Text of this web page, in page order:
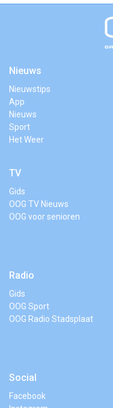
Nieuws
Nieuwstips
App
Nieuws
Sport
Het Weer
TV
Gids
OOG TV Nieuws
OOG voor senioren
Radio
Gids
OOG Sport
OOG Radio Stadsplaat
Social
Facebook